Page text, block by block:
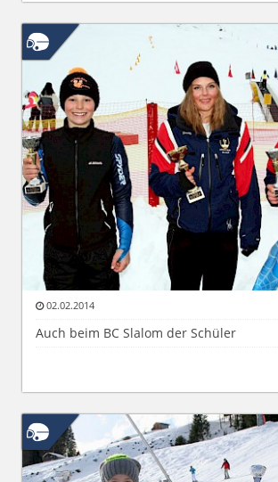
02.02.2014
Auch beim BC Slalom der Schüler